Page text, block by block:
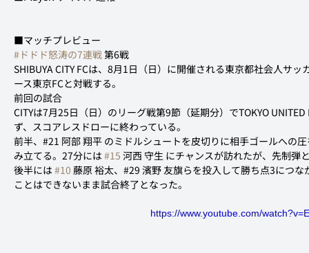
■マッチプレビュー
#ドドド怒涛の7連戦 第6戦
SHIBUYA CITY FCは、8月1日（日）に開催される東京都社会人サ
ース東京FCと対戦する。
前回の試合
CITYは7月25日（日）のリーグ戦第9節（延期分）でTOKYO
ず、スコアレスドローに終わっている。
前半、#21 阿部 翔平 のミドルシュートを皮切りに相手ゴールへの
み立てる。27分には #15 河西 守生 にチャンスが訪れたが、先制弾
後半には #10 藤原 裕太、#29 濱野 友旗らを投入して勝ち点3につ
ことはできないまま試合終了となった。
https://www.youtube.com/